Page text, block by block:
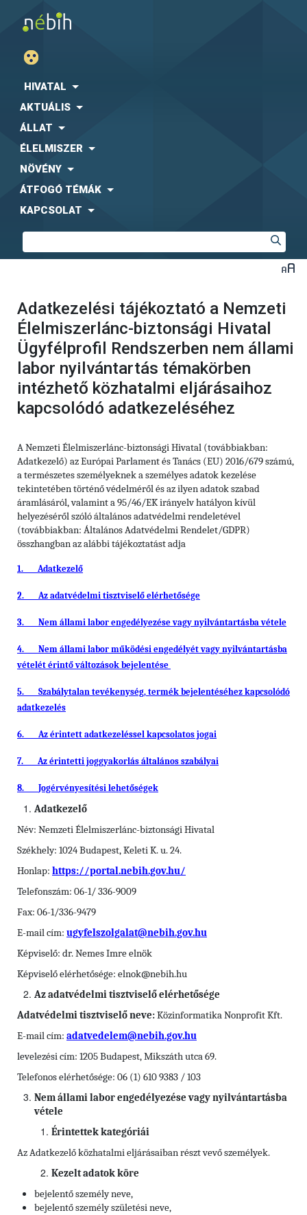
HIVATAL
AKTUÁLIS
ÁLLAT
ÉLELMISZER
NÖVÉNY
ÁTFOGÓ TÉMÁK
KAPCSOLAT
Adatkezelési tájékoztató a Nemzeti
Élelmiszerlánc-biztonsági Hivatal
Ügyfélprofil Rendszerben nem állami
labor nyilvántartás témakörben
intézhető közhatalmi eljárásaihoz
kapcsolódó adatkezeléséhez
A Nemzeti Élelmiszerlánc-biztonsági Hivatal (továbbiakban:
Adatkezelő) az Európai Parlament és Tanács (EU) 2016/679 számú,
a természetes személyeknek a személyes adatok kezelése
tekintetében történő védelméről és az ilyen adatok szabad
áramlásáról, valamint a 95/46/EK irányelv hatályon kívül
helyezéséről szóló általános adatvédelmi rendeletével
(továbbiakban: Általános Adatvédelmi Rendelet/GDPR)
összhangban az alábbi tájékoztatást adja
1. Adatkezelő
2. Az adatvédelmi tisztviselő elérhetősége
3. Nem állami labor engedélyezése vagy nyilvántartásba vétele
4.
Nem állami labor működési engedélyét vagy nyilvántartásba
vételét érintő változások bejelentése
5.
Szabálytalan tevékenység, termék bejelentéséhez kapcsolódó
adatkezelés
6. Az érintett adatkezeléssel kapcsolatos jogai
7. Az érintetti joggyakorlás általános szabályai
8. Jogérvényesítési lehetőségek
Adatkezelő
Név: Nemzeti Élelmiszerlánc-biztonsági Hivatal
Székhely: 1024 Budapest, Keleti K. u. 24.
Honlap: https://portal.nebih.gov.hu/
Telefonszám: 06-1/ 336-9009
Fax: 06-1/336-9479
E-mail cím: ugyfelszolgalat@nebih.gov.hu
Képviselő: dr. Nemes Imre elnök
Képviselő elérhetősége: elnok@nebih.hu
Az adatvédelmi tisztviselő elérhetősége
Adatvédelmi tisztviselő neve:Közinformatika Nonprofit Kft.
E-mail cím: adatvedelem@nebih.gov.hu
levelezési cím: 1205 Budapest, Mikszáth utca 69.
Telefonos elérhetősége: 06 (1) 610 9383 / 103
Nem állami labor engedélyezése vagy nyilvántartásba
vétele
Érintettek kategóriái
Az Adatkezelő közhatalmi eljárásaiban részt vevő személyek.
Kezelt adatok köre
bejelentő személy neve,
bejelentő személy születési neve,